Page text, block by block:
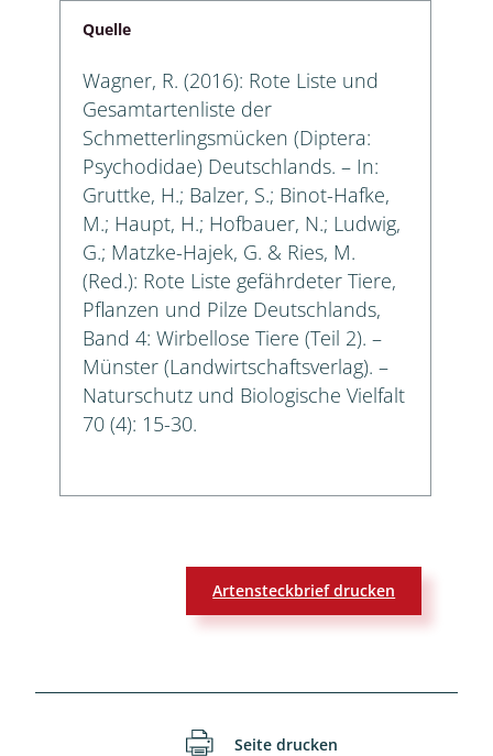
Quelle
Wagner, R. (2016): Rote Liste und
Gesamtartenliste der
Schmetterlingsmücken (Diptera:
Psychodidae) Deutschlands. – In:
Gruttke, H.; Balzer, S.; Binot-Hafke,
M.; Haupt, H.; Hofbauer, N.; Ludwig,
G.; Matzke-Hajek, G. & Ries, M.
(Red.): Rote Liste gefährdeter Tiere,
Pflanzen und Pilze Deutschlands,
Band 4: Wirbellose Tiere (Teil 2). –
Münster (Landwirtschaftsverlag). –
Naturschutz und Biologische Vielfalt
70 (4): 15-30.
Artensteckbrief drucken
Seite drucken